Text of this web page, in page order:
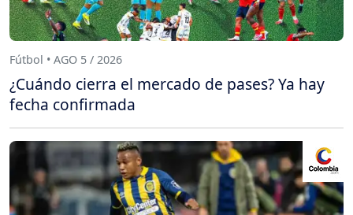
Fútbol • AGO 5 / 2026
¿Cuándo cierra el mercado de pases? Ya hay
fecha confirmada